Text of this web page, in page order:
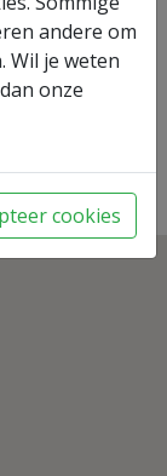
andere om
Wil je weten
onze
cookies